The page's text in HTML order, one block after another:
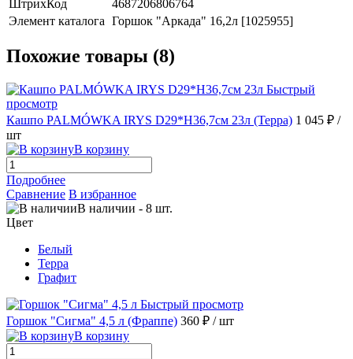
ШтрихКод
4687206806764
Элемент каталога Горшок "Аркада" 16,2л [1025955]
Похожие товары (8)
Быстрый
просмотр
Кашпо PALMÓWKA IRYS D29*H36,7см 23л (Терра) 1 045 ₽ /
шт
В корзину
Подробнее
Сравнение В избранное
В наличии - 8 шт.
Цвет
Белый
Терра
Графит
Быстрый просмотр
Горшок "Сигма" 4,5 л (Фраппе) 360 ₽ / шт
В корзину